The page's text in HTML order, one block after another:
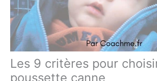
Les 9 critères pour
poussette canne